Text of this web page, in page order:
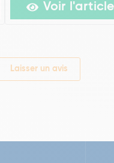
Voir l'article
Laisser un avis